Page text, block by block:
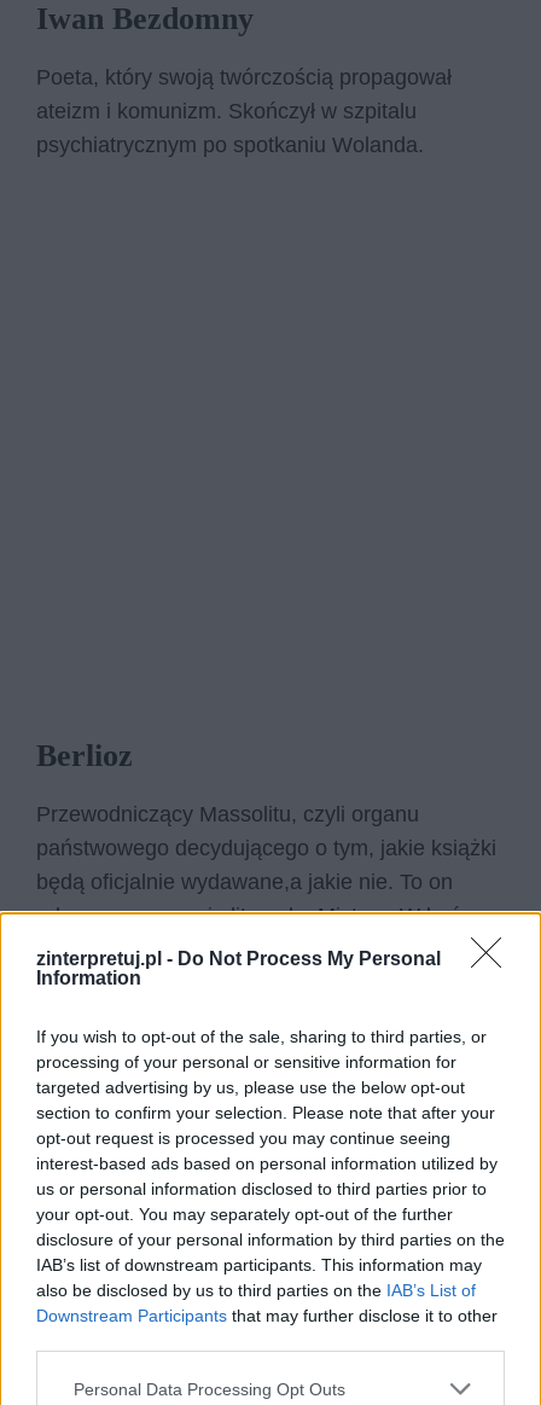
zinterpretuj.pl - Do Not Process My Personal
Information
If you wish to opt-out of the sale, sharing to third parties, or
processing of your personal or sensitive information for
targeted advertising by us, please use the below opt-out
section to confirm your selection. Please note that after your
opt-out request is processed you may continue seeing
interest-based ads based on personal information utilized by
us or personal information disclosed to third parties prior to
your opt-out. You may separately opt-out of the further
disclosure of your personal information by third parties on the
IAB’s list of downstream participants. This information may
also be disclosed by us to third parties on the IAB’s List of
Downstream Participants that may further disclose it to other
Personal Data Processing Opt Outs
Iwan Bezdomny
Poeta, który swoją twórczością propagował
ateizm i komunizm. Skończył w szpitalu
psychiatrycznym po spotkaniu Wolanda.
Berlioz
Przewodniczący Massolitu, czyli organu
państwowego decydującego o tym, jakie książki
będą oficjalnie wydawane,a jakie nie. To on
odrzuca propozycję literacką Mistrza. W końcu
ginie pod kołami moskiewskiego tramwaju.
Służbista gotowy zrobić wszystko, co mu się
Bosy
Pracownik spółdzielni mieszkaniowej. Człowiek
nieuczciwy, który próbuje wykorzystywać
skrawek władzy, jaki został mu powierzony.
Trafia do więzienia po tym jak został wrobiony
przez grupę szatana.
Rimski
Dyrektor finansowy teatru Varietes, w którym